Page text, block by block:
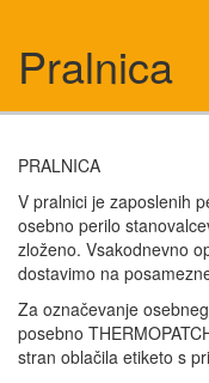
Pralnica
PRALNICA
V pralnici je zaposlenih
osebno perilo
zloženo. Vsakodnevno
dostavimo na
Za označevanje
posebno
stran oblačila etiketo s